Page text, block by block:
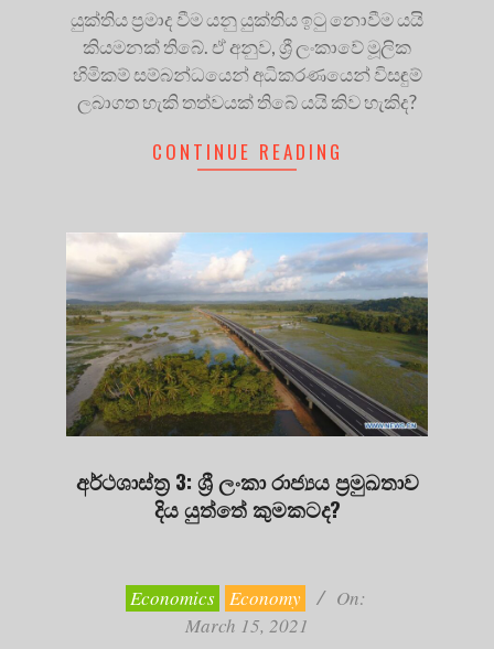
යුක්තිය ප්‍රමාද වීම යනු යුක්තිය ඉටු නොවීම යයි
කියමනක් තිබේ. ඒ අනුව, ශ්‍රී ලංකාවේ මූලික
හිමිකම් සම්බන්ධයෙන් අධිකරණයෙන් විසඳුම්
ලබාගත හැකි තත්වයක් තිබේ යයි කිව හැකිද?
CONTINUE READING
අර්ථශාස්ත්‍ර 3: ශ්‍රී ලංකා රාජ්‍යය ප්‍රමුඛතාව
දිය යුත්තේ කුමකටද?
Economics Economy
On:
March 15, 2021